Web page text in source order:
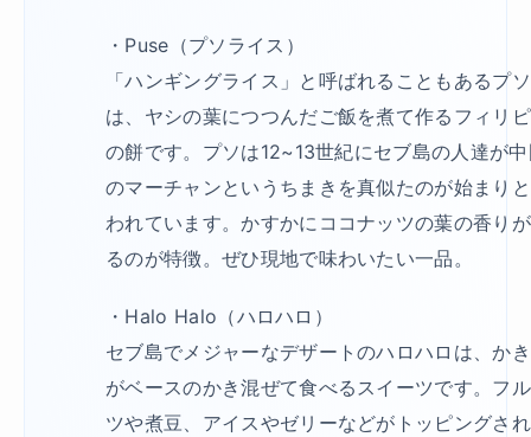
・Puse（プソライス）
「ハンギングライス」と呼ばれることもあるプソ
は、ヤシの葉につつんだご飯を煮て作るフィリ
の餅です。プソは12~13世紀にセブ島の人達が
のマーチャンというちまきを真似たのが始まり
われています。かすかにココナッツの葉の香り
るのが特徴。ぜひ現地で味わいたい一品。
・Halo Halo（ハロハロ）
セブ島でメジャーなデザートのハロハロは、か
がベースのかき混ぜて食べるスイーツです。フ
ツや煮豆、アイスやゼリーなどがトッピングさ